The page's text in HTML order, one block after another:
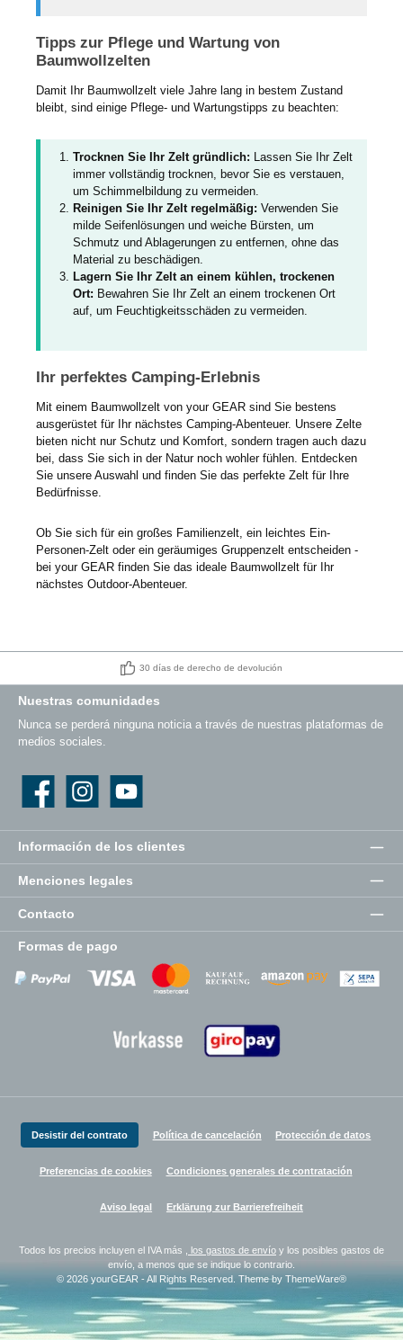
Tipps zur Pflege und Wartung von
Baumwollzelten
Damit Ihr Baumwollzelt viele Jahre lang in bestem Zustand
bleibt, sind einige Pflege- und Wartungstipps zu beachten:
Trocknen Sie Ihr Zelt gründlich: Lassen Sie Ihr Zelt
immer vollständig trocknen, bevor Sie es verstauen,
um Schimmelbildung zu vermeiden.
Reinigen Sie Ihr Zelt regelmäßig: Verwenden Sie
milde Seifenlösungen und weiche Bürsten, um
Schmutz und Ablagerungen zu entfernen, ohne das
Material zu beschädigen.
Lagern Sie Ihr Zelt an einem kühlen, trockenen
Ort: Bewahren Sie Ihr Zelt an einem trockenen Ort
auf, um Feuchtigkeitsschäden zu vermeiden.
Ihr perfektes Camping-Erlebnis
Mit einem Baumwollzelt von your GEAR sind Sie bestens
ausgerüstet für Ihr nächstes Camping-Abenteuer. Unsere Zelte
bieten nicht nur Schutz und Komfort, sondern tragen auch dazu
bei, dass Sie sich in der Natur noch wohler fühlen. Entdecken
Sie unsere Auswahl und finden Sie das perfekte Zelt für Ihre
Bedürfnisse.
Ob Sie sich für ein großes Familienzelt, ein leichtes Ein-
Personen-Zelt oder ein geräumiges Gruppenzelt entscheiden -
bei your GEAR finden Sie das ideale Baumwollzelt für Ihr
nächstes Outdoor-Abenteuer.
30 días de derecho de devolución
Información de los clientes
Menciones legales
Contacto
Nuestras comunidades
Nunca se perderá ninguna noticia a través de nuestras plataformas de
medios sociales.
Facebook Instagram YouTube
Formas de pago
Zahlungsanbieter Zahlungsanbieter
Zahlungsanbieter
Desistir del contrato Política de cancelación Protección de datos
Preferencias de cookies Condiciones generales de contratación
Aviso legal Erklärung zur Barrierefreiheit
Todos los precios incluyen el IVA más , los gastos de envío y los posibles gastos de
envío, a menos que se indique lo contrario.
© 2026 yourGEAR - All Rights Reserved. Theme by ThemeWare®